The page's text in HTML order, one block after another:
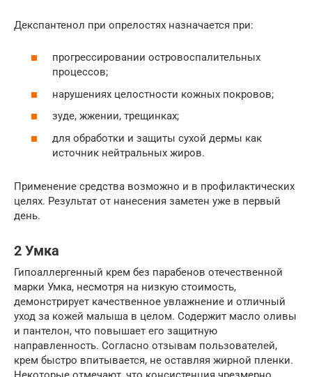
Декспантенол при опрелостях назначается при:
прогрессировании островоспалительных
процессов;
нарушениях целостности кожных покровов;
зуде, жжении, трещинках;
для обработки и защиты сухой дермы как
источник нейтральных жиров.
Применение средства возможно и в профилактических
целях. Результат от нанесения заметен уже в первый
день.
2 Умка
Гипоаллергенный крем без парабенов отечественной
марки Умка, несмотря на низкую стоимость,
демонстрирует качественное увлажнение и отличный
уход за кожей малыша в целом. Содержит масло оливы
и пантелон, что повышает его защитную
направленность. Согласно отзывам пользователей,
крем быстро впитывается, не оставляя жирной пленки.